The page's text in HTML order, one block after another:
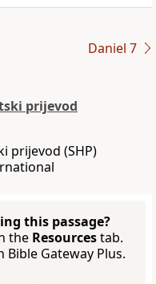
Daniel 7
prijevod
prijevod (SHP)
this passage?
the Resourcestab.
Bible Gateway Plus.